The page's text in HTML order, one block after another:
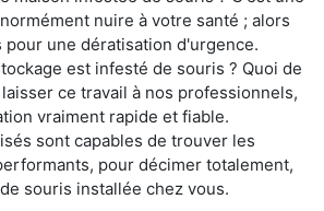
nuire à votre santé ; alors
pour une dératisation d'urgence.
est infesté de souris ? Quoi de
ce travail à nos professionnels,
vraiment rapide et fiable.
sont capables de trouver les
pour décimer totalement,
souris installée chez vous.